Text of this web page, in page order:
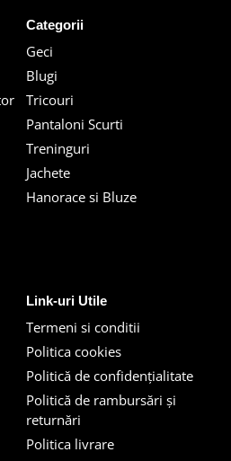
Categorii
Geci
Blugi
Tricouri
Pantaloni Scurti
Treninguri
Jachete
Hanorace si Bluze
Link-uri Utile
Termeni si conditii
Politica cookies
Politică de confidențialitate
Politică de rambursări și
returnări
Politica livrare